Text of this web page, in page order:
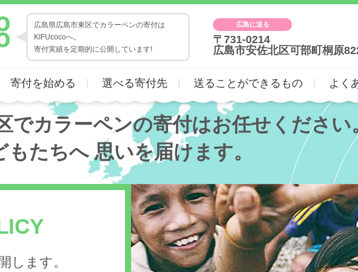
広島県広島市東区でカラーペンの寄付は
KIFUcocoへ。
寄付実績を定期的に公開しています!
広島に送る
〒731-0214
広島市安佐北区可部町桐原
寄付を始める 選べる寄付先 送ることができるもの よく
でカラーペンの寄付はお任せください
もたちへ思いを届けます。
します。